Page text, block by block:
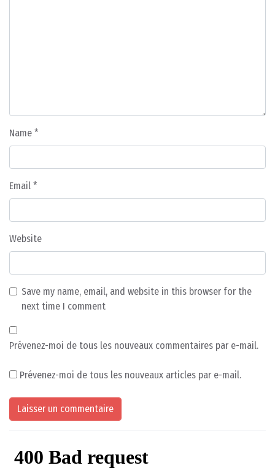
Name *
Email *
Website
Save my name, email, and website in this browser for the
next time I comment
Prévenez-moi de tous les nouveaux commentaires par e-mail.
Prévenez-moi de tous les nouveaux articles par e-mail.